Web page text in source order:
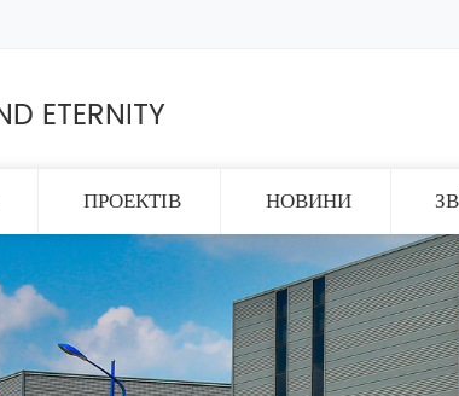
ETERNITY
ПРОЕКТІВ НОВИНИ